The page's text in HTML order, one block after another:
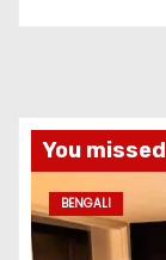
You missed
BENGALI